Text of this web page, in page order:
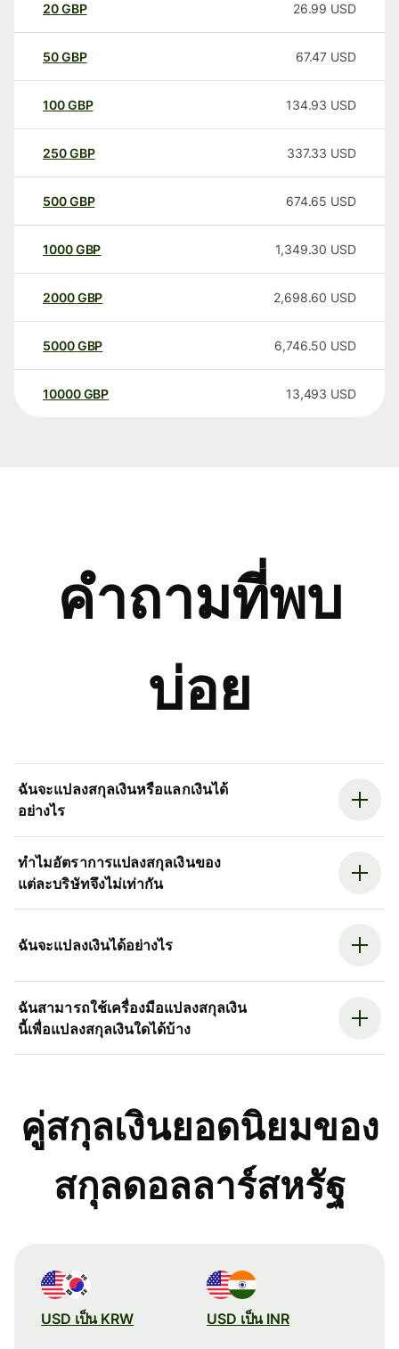
20GBP 26.99 USD
50GBP 67.47 USD
100GBP 134.93 USD
250GBP 337.33 USD
500GBP 674.65 USD
1000GBP 1,349.30 USD
2000GBP 2,698.60 USD
5000GBP 6,746.50 USD
10000 GBP 13,493 USD
คำถามที่พบ
บ่อย
ฉันจะแปลงสกุลเงินหรือแลกเงินได้
อย่างไร
ทำไมอัตราการแปลงสกุลเงินของ
แต่ละบริษัทจึงไม่เท่ากัน
ฉันจะแปลงเงินได้อย่างไร
ฉันสามารถใช้เครื่องมือแปลงสกุลเงิน
นี้เพื่อแปลงสกุลเงินใดได้บ้าง
คู่สกุลเงินยอดนิยมของ
สกุลดอลลาร์สหรัฐ
USD เป็น KRW USD เป็น INR